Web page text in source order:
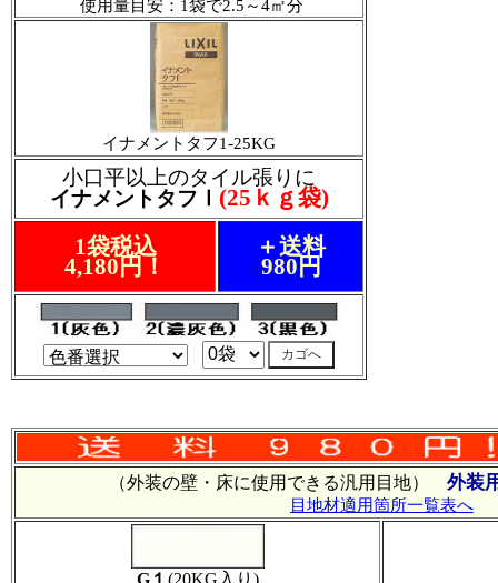
使用量目安：1袋で2.5～4㎡分
イナメントタフ1-25KG
小口平以上のタイル張りに
イナメントタフⅠ (25ｋｇ袋)
1袋税込
4,180円！
＋送料
980円
（外装の壁・床に使用できる汎用目地） 外装
目地材適用箇所一覧表へ
G１(20KG入り)